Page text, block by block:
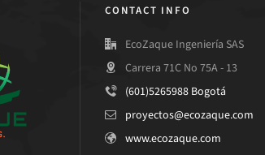
CONTACT INFO
EcoZaque Ingeniería SAS
Carrera 71C No 75A - 13
(601)5265988 Bogotá
proyectos@ecozaque.com
www.ecozaque.com